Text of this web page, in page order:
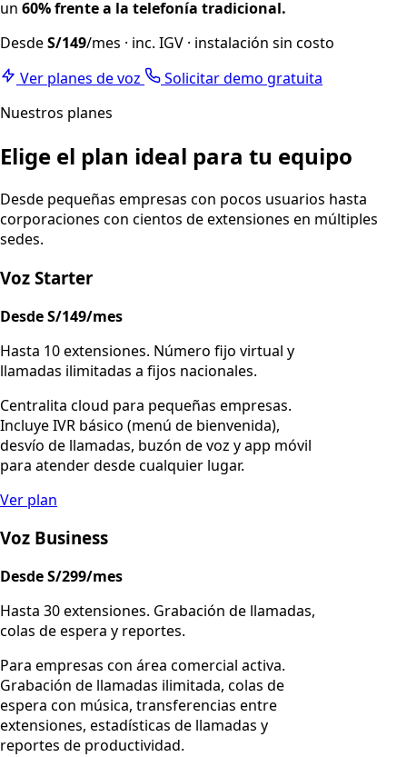
un 60% frente a la telefonía tradicional.
DesdeS/149/mes · inc. IGV · instalación sin costo
Ver planes de voz
Solicitar demo gratuita
Nuestros planes
Elige el plan ideal para tu equipo
Desde pequeñas empresas con pocos usuarios hasta
corporaciones con cientos de extensiones en múltiples
sedes.
Voz Starter
Desde S/149/mes
Hasta 10 extensiones. Número fijo virtual y
llamadas ilimitadas a fijos nacionales.
Centralita cloud para pequeñas empresas.
Incluye IVR básico (menú de bienvenida),
desvío de llamadas, buzón de voz y app móvil
para atender desde cualquier lugar.
Ver plan
Voz Business
Desde S/299/mes
Hasta 30 extensiones. Grabación de llamadas,
colas de espera y reportes.
Para empresas con área comercial activa.
Grabación de llamadas ilimitada, colas de
espera con música, transferencias entre
extensiones, estadísticas de llamadas y
reportes de productividad.